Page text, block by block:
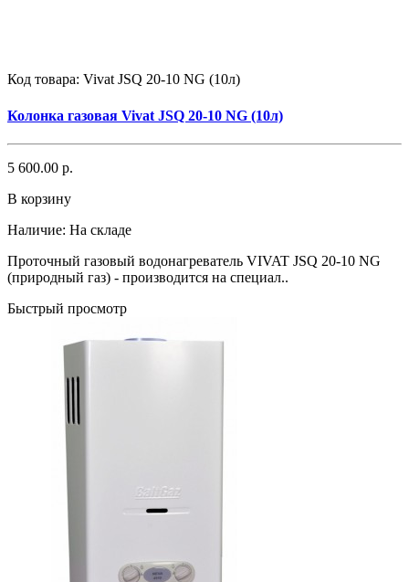
Код товара: Vivat JSQ 20-10 NG (10л)
Колонка газовая Vivat JSQ 20-10 NG (10л)
5 600.00 р.
В корзину
Наличие: На складе
Проточный газовый водонагреватель VIVAT JSQ 20-10 NG
(природный газ) - производится на специал..
Быстрый просмотр